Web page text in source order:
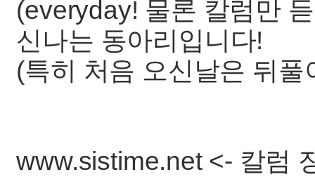
(everyday! 물론 칼럼만
신나는 동아리입니다!
(특히 처음 오신날은 뒤풀
www.sistime.net <- 칼럼